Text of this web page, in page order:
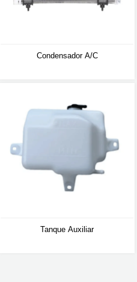
Condensador A/C
Tanque Auxiliar